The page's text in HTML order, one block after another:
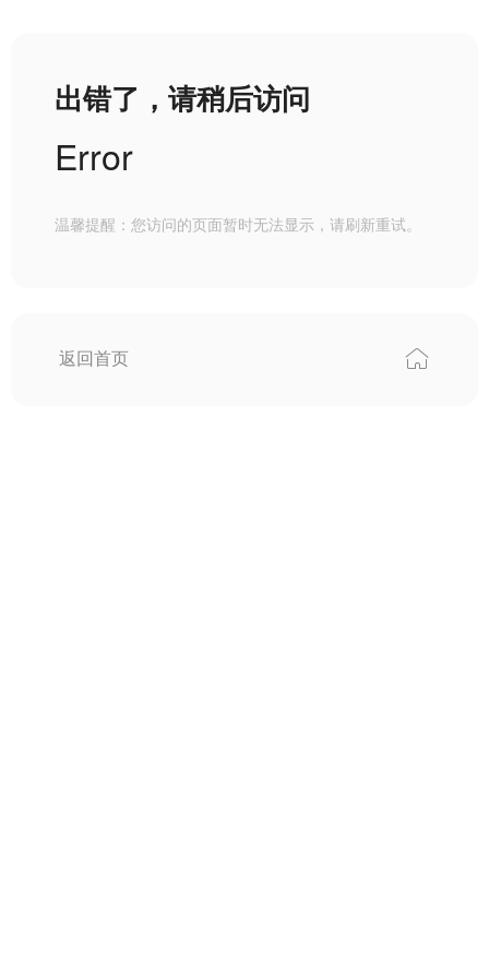
出错了，请稍后访问
Error
温馨提醒：您访问的页面暂时无法显示，请刷新重试。
返回首页